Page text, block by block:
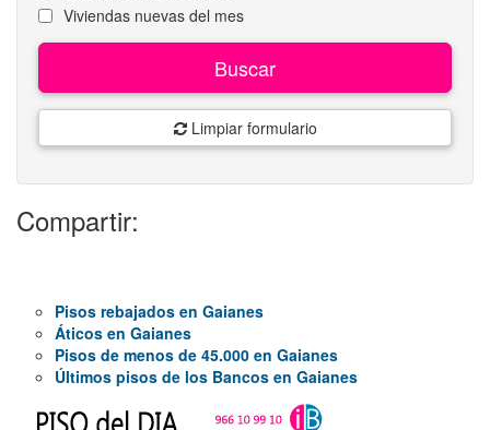
Viviendas nuevas del mes
Buscar
Limpiar formulario
Compartir:
Pisos rebajados en Gaianes
Áticos en Gaianes
Pisos de menos de 45.000 en Gaianes
Últimos pisos de los Bancos en Gaianes